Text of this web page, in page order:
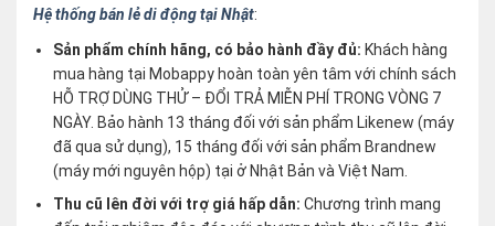
Hệ thống bán lẻ di động tại Nhật:
Sản phẩm chính hãng, có bảo hành đầy đủ: Khách hàng
mua hàng tại Mobappy hoàn toàn yên tâm với chính sách
HỖ TRỢ DÙNG THỬ – ĐỔI TRẢ MIỄN PHÍ TRONG VÒNG 7
NGÀY. Bảo hành 13 tháng đối với sản phẩm Likenew (máy
đã qua sử dụng), 15 tháng đối với sản phẩm Brandnew
(máy mới nguyên hộp) tại ở Nhật Bản và Việt Nam.
Thu cũ lên đời với trợ giá hấp dẫn:Chương trình mang